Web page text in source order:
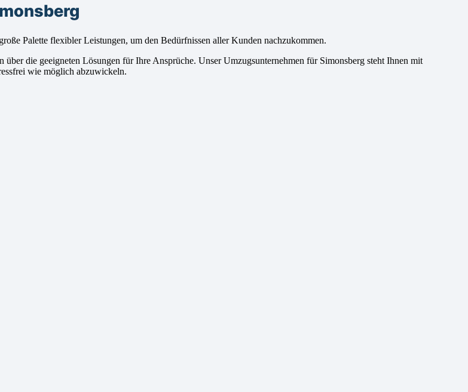
Palette flexibler Leistungen, um den Bedürfnissen aller Kunden nachzukommen.
die geeigneten Lösungen für Ihre Ansprüche. Unser Umzugsunternehmen für Simonsberg steht Ihnen mit
wie möglich abzuwickeln.